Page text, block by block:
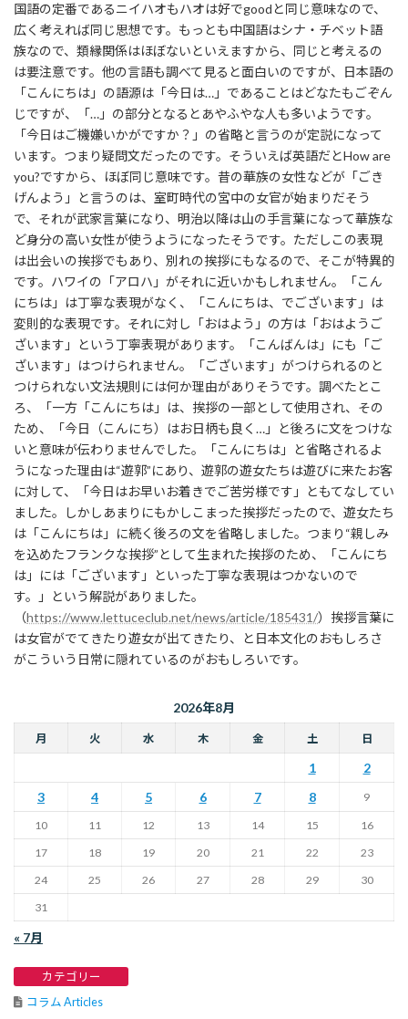
国語の定番であるニイハオもハオは好でgoodと同じ意味なので、
広く考えれば同じ思想です。もっとも中国語はシナ・チベット語
族なので、類縁関係はほぼないといえますから、同じと考えるの
は要注意です。他の言語も調べて見ると面白いのですが、日本語の
「こんにちは」の語源は「今日は…」であることはどなたもごぞん
じですが、「…」の部分となるとあやふやな人も多いようです。
「今日はご機嫌いかがですか？」の省略と言うのが定説になって
います。つまり疑問文だったのです。そういえば英語だとHow are
you?ですから、ほぼ同じ意味です。昔の華族の女性などが「ごき
げんよう」と言うのは、室町時代の宮中の女官が始まりだそう
で、それが武家言葉になり、明治以降は山の手言葉になって華族な
ど身分の高い女性が使うようになったそうです。ただしこの表現
は出会いの挨拶でもあり、別れの挨拶にもなるので、そこが特異的
です。ハワイの「アロハ」がそれに近いかもしれません。「こん
にちは」は丁寧な表現がなく、「こんにちは、でございます」は
変則的な表現です。それに対し「おはよう」の方は「おはようご
ざいます」という丁寧表現があります。「こんばんは」にも「ご
ざいます」はつけられません。「ございます」がつけられるのと
つけられない文法規則には何か理由がありそうです。調べたとこ
ろ、「一方「こんにちは」は、挨拶の一部として使用され、その
ため、「今日（こんにち）はお日柄も良く…」と後ろに文をつけな
いと意味が伝わりませんでした。「こんにちは」と省略されるよ
うになった理由は“遊郭”にあり、遊郭の遊女たちは遊びに来たお客
に対して、「今日はお早いお着きでご苦労様です」ともてなしてい
ました。しかしあまりにもかしこまった挨拶だったので、遊女たち
は「こんにちは」に続く後ろの文を省略しました。つまり“親しみ
を込めたフランクな挨拶”として生まれた挨拶のため、「こんにち
は」には「ございます」といった丁寧な表現はつかないので
す。」という解説がありました。
（https://www.lettuceclub.net/news/article/185431/）挨拶言葉に
は女官がでてきたり遊女が出てきたり、と日本文化のおもしろさ
がこういう日常に隠れているのがおもしろいです。
2026年8月
月 火 水 木 金 土 日
1
2
3
4 5 6 7 8 9
10 11 12 13 14 15
16
17
18 19 20 21 22
23
24
25 26 27 28 29
30
31
« 7月
カテゴリー
コラム Articles